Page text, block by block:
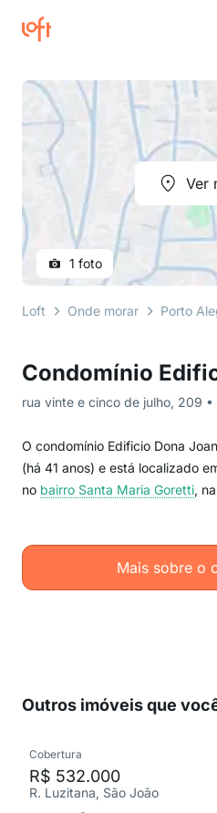
Condomínio
rua vinte e cinco de julho, 209
O condomínio Edificio Dona
(há 41 anos) e está localizado
no bairro Santa Maria Goretti,
Mais sobre o
Ver
1 foto
Loft Onde morar Porto
Outros imóveis que
Cobertura
R$ 532.000
R. Luzitana, São João